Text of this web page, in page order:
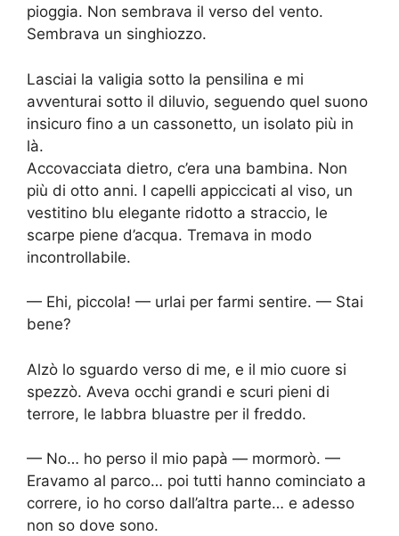
pioggia. Non sembrava il verso del vento.
Sembrava un singhiozzo.
Lasciai la valigia sotto la pensilina e mi
avventurai sotto il diluvio, seguendo quel suono
insicuro fino a un cassonetto, un isolato più in
là.
Accovacciata dietro, c’era una bambina. Non
più di otto anni. I capelli appiccicati al viso, un
vestitino blu elegante ridotto a straccio, le
scarpe piene d’acqua. Tremava in modo
incontrollabile.
— Ehi, piccola! — urlai per farmi sentire. — Stai
bene?
Alzò lo sguardo verso di me, e il mio cuore si
spezzò. Aveva occhi grandi e scuri pieni di
terrore, le labbra bluastre per il freddo.
— No… ho perso il mio papà — mormorò. —
Eravamo al parco… poi tutti hanno cominciato a
correre, io ho corso dall’altra parte… e adesso
non so dove sono.